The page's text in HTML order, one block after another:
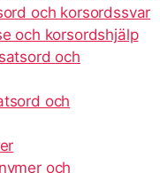
och korsordssvar
och korsordshjälp
och
och
och